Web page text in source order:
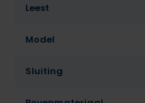
Leest
Model
Sluiting